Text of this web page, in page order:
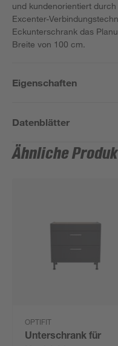
und kundenorientiert
Excenter-
Eckunterschrank das
Breite von 100 cm.
Eigenschaften
Datenblätter
Ähnliche
OPTIFIT
Unterschrank für